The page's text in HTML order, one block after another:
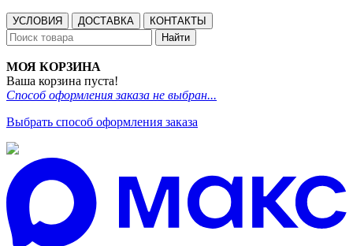
УСЛОВИЯ ДОСТАВКА
КОНТАКТЫ
Найти
МОЯ КОРЗИНА
Ваша корзина пуста!
Способ оформления заказа не выбран...
Выбрать способ оформления заказа